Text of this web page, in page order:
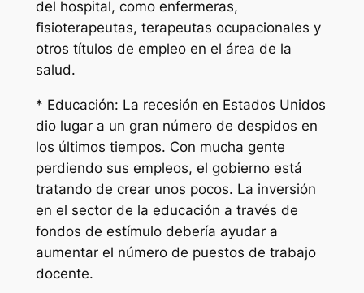
del hospital, como enfermeras,
fisioterapeutas, terapeutas ocupacionales y
otros títulos de empleo en el área de la
salud.
* Educación: La recesión en Estados Unidos
dio lugar a un gran número de despidos en
los últimos tiempos. Con mucha gente
perdiendo sus empleos, el gobierno está
tratando de crear unos pocos. La inversión
en el sector de la educación a través de
fondos de estímulo debería ayudar a
aumentar el número de puestos de trabajo
docente.